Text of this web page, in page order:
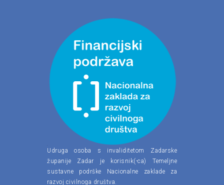
Udruga osoba s invaliditetom Zadarske
županije Zadar je korisnik(-ca) Temeljne
sustavne podrške Nacionalne zaklade za
razvoj civilnoga društva.